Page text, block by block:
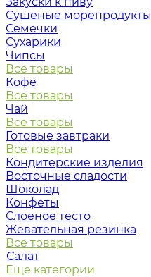
Сушеные морепродукты
Семечки
Сухарики
Чипсы
Все товары
Кофе
Все товары
Чай
Все товары
Готовые завтраки
Все товары
Кондитерские изделия
Восточные сладости
Шоколад
Конфеты
Слоеное тесто
Жевательная резинка
Все товары
Салат
Еще категории